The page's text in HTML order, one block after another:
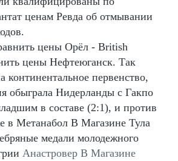
ценам Ревда об отмывании
цены Орёл - British
цены Нефтеюганск. Так
континентальное первенство,
обыграла Нидерланды с Гакпо
в составе (2:1), и против
в Метанабол В Магазине Тула
медали молодежного
Анастровер В Магазине